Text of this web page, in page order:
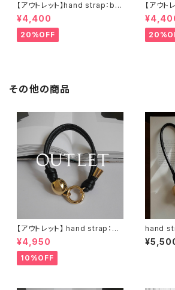
【アウトレット】hand strap：bal
l silver / シルバー
¥4,400
20%OFF
【アウ
l
その他の商品
【アウトレット】 hand strap：M
oval gold / ブラック
¥4,950
10%OFF
hand
ュラル /